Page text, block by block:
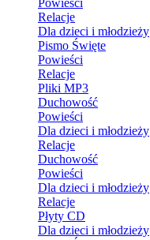
Powieści
Relacje
Dla dzieci i młodzieży
Pismo Święte
Powieści
Relacje
Pliki MP3
Duchowość
Powieści
Dla dzieci i młodzieży
Relacje
Duchowość
Powieści
Dla dzieci i młodzieży
Relacje
Płyty CD
Dla dzieci i młodzieży